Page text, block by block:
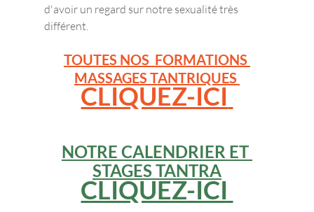
d'avoir un regard sur notre sexualité très
différent.
TOUTES NOS  FORMATIONS
MASSAGES TANTRIQUES
CLIQUEZ-ICI
NOTRE CALENDRIER ET
STAGES TANTRA
CLIQUEZ-ICI